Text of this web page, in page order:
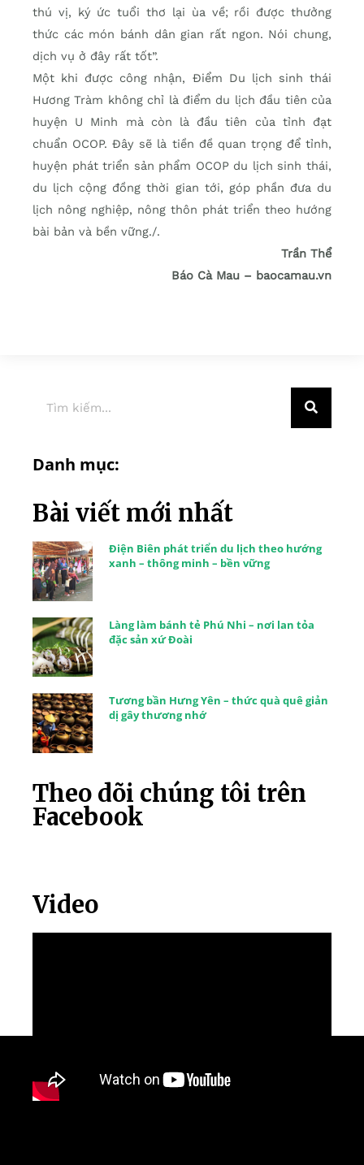
thú vị, ký ức tuổi thơ lại ùa về; rồi được thưởng
thức các món bánh dân gian rất ngon. Nói chung,
dịch vụ ở đây rất tốt”.
Một khi được công nhận, Điểm Du lịch sinh thái
Hương Tràm không chỉ là điểm du lịch đầu tiên của
huyện U Minh mà còn là đầu tiên của tỉnh đạt
chuẩn OCOP. Ðây sẽ là tiền đề quan trọng để tỉnh,
huyện phát triển sản phẩm OCOP du lịch sinh thái,
du lịch cộng đồng thời gian tới, góp phần đưa du
lịch nông nghiệp, nông thôn phát triển theo hướng
bài bản và bền vững./.
Trần Thể
Báo Cà Mau – baocamau.vn
Danh mục:
Bài viết mới nhất
Điện Biên phát triển du lịch theo hướng
xanh – thông minh – bền vững
Làng làm bánh tẻ Phú Nhi – nơi lan tỏa
đặc sản xứ Đoài
Tương bần Hưng Yên – thức quà quê giản
dị gây thương nhớ
Theo dõi chúng tôi trên
Facebook
Video